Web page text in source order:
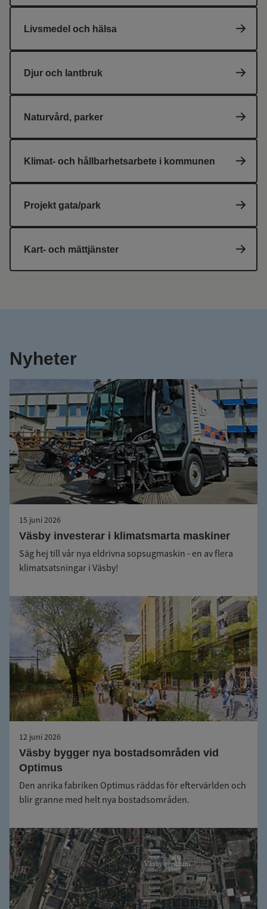
Livsmedel och hälsa
Djur och lantbruk
Naturvård, parker
Klimat- och hållbarhetsarbete i kommunen
Projekt gata/park
Kart- och mättjänster
Nyheter
15 juni 2026
Väsby investerar i klimatsmarta maskiner
Säg hej till vår nya eldrivna sopsugmaskin - en av flera
klimatsatsningar i Väsby!
12 juni 2026
Väsby bygger nya bostadsområden vid
Optimus
Den anrika fabriken Optimus räddas för eftervärlden och
blir granne med helt nya bostadsområden.